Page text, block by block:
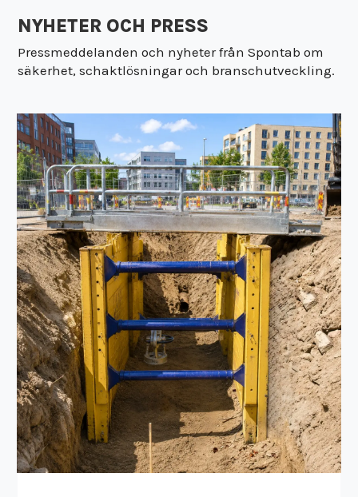
NYHETER OCH PRESS
Pressmeddelanden och nyheter från Spontab om
säkerhet, schaktlösningar och branschutveckling.